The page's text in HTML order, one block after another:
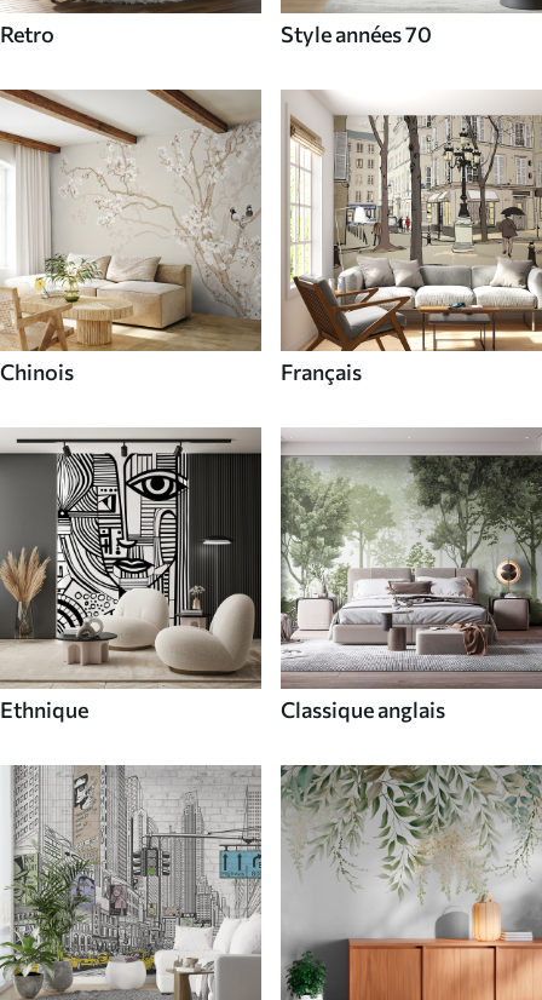
Retro Style années 70
Chinois Français
Ethnique Classique anglais